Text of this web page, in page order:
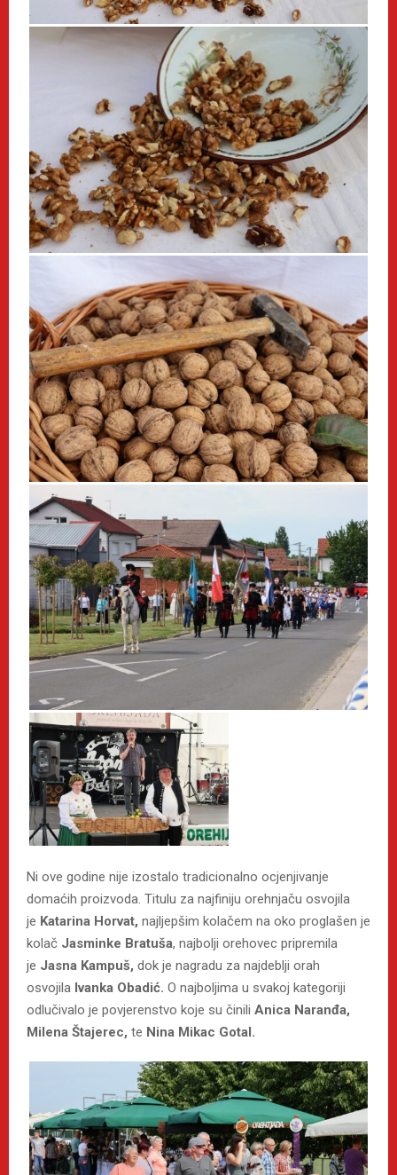
Ni ove godine nije izostalo tradicionalno ocjenjivanje
domaćih proizvoda. Titulu za najfiniju orehnjaču osvojila
je Katarina Horvat, najljepšim kolačem na oko proglašen je
kolač Jasminke Bratuša, najbolji orehovec pripremila
je Jasna Kampuš, dok je nagradu za najdeblji orah
osvojila Ivanka Obadić. O najboljima u svakoj kategoriji
odlučivalo je povjerenstvo koje su činili Anica Naranđa,
Milena Štajerec, te Nina Mikac Gotal.